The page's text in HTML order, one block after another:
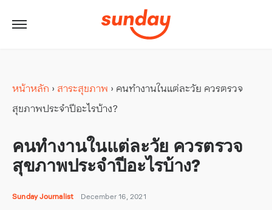
หน้าหลัก › สาระสุขภาพ › คนทำงานในแต่ละวัย ควรตรวจ
สุขภาพประจำปีอะไรบ้าง?
คนทำงานในแต่ละวัย ควรตรวจ
สุขภาพประจำปีอะไรบ้าง?
Sunday Journalist December 16, 2021